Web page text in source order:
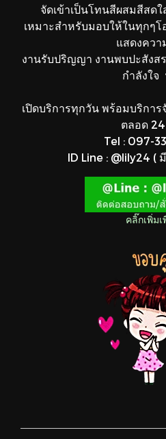
จัดเข้าเป็นโทนสีผสมสีสด
เหมาะสำหรับมอบให้ในทุกๆโ
แสดงควา
งานรับปริญญา งานพบปะสังส
กำลังใจ
เปิดบริการทุกวัน พร้อมบริการ
ตลอด
Tel : 097-
ID Line : @lily24 (
คลิ๊กเพิ่ม